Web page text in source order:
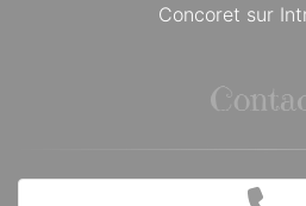
Concoret sur